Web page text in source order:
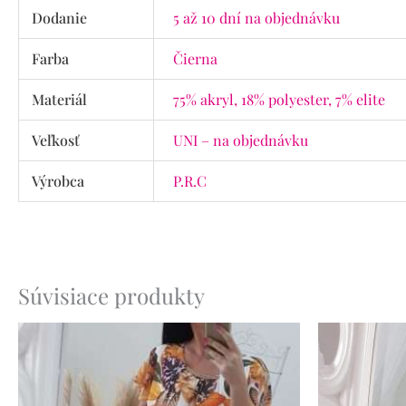
Dodanie 5 až 10 dní na objednávku
Farba Čierna
Materiál 75% akryl, 18% polyester, 7% elite
Veľkosť UNI – na objednávku
Výrobca P.R.C
Súvisiace produkty